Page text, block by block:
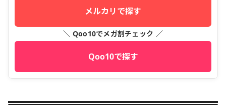
メルカリで探す
＼ Qoo10でメガ割チェック ／
Qoo10で探す